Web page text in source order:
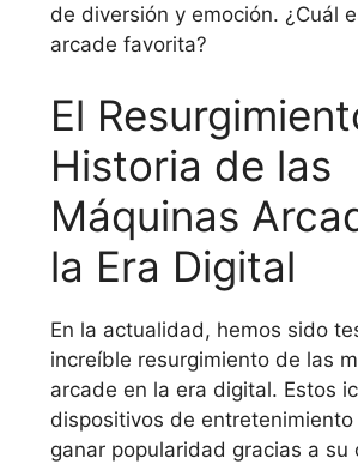
de diversión y emoción. ¿Cuál
arcade favorita?
El
Historia de las
Máquinas
la Era Digital
En la actualidad, hemos sido
increíble resurgimiento de las
arcade en la era digital. Estos
dispositivos de
ganar popularidad gracias a su